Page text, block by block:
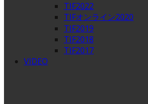
TIF2022
TIFオンライン2020
TIF2019
TIF2018
TIF2017
VIDEO